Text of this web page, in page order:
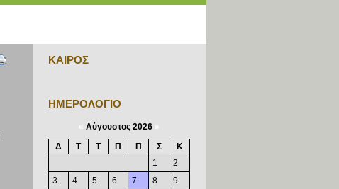
ΚΑΙΡΟΣ
ΗΜΕΡΟΛΟΓΙΟ
« Αύγουστος 2026 »
Δ
Τ Τ Π Π Σ
Κ
1
2
3
4 5 6 7 8
9